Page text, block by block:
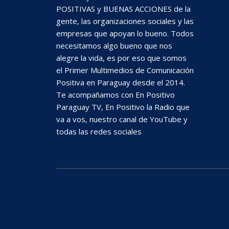
POSITIVAS y BUENAS ACCIONES de la
gente, las organizaciones sociales y las
empresas que apoyan lo bueno. Todos
necesitamos algo bueno que nos
alegre la vida, es por eso que somos
el Primer Multimedios de Comunicación
Positiva en Paraguay desde el 2014.
Te acompañamos con En Positivo
Paraguay TV, En Positivo la Radio que
va a vos, nuestro canal de YouTube y
todas las redes sociales